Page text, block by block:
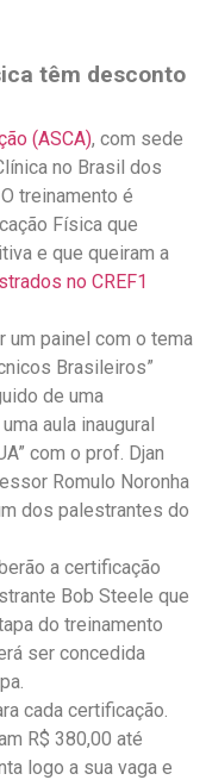
têm desconto
(ASCA), com sede
no Brasil dos
treinamento é
Física que
e que queiram a
no CREF1
um painel com o tema
Brasileiros”
de uma
aula inaugural
com o prof. Djan
Romulo Noronha
dos palestrantes do
a certificação
Bob Steele que
do treinamento
ser concedida
cada certificação.
R$ 380,00 até
logo a sua vaga e